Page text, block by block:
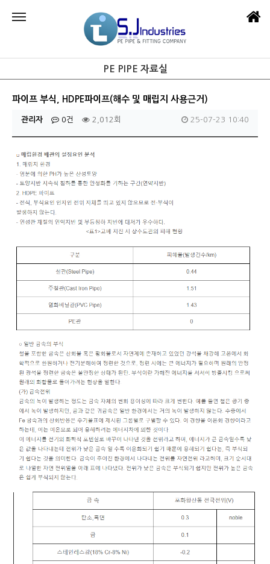
PE PIPE 자료실
파이프 부식, HDPE파이프(해수 및 매립지 사용근거)
관리자 0건 2,012회 25-07-23 10:40